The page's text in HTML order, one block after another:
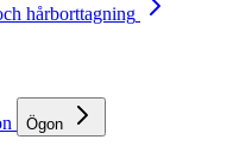
hårborttagning
Ögon